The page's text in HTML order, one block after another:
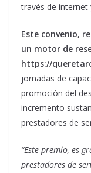
través de
Este convenio,
un motor de
https://
jornadas de
promoción del
incremento
prestadores de
“Este premio, es
prestadores de